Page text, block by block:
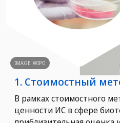
IMAGE: WIPO
1. Стоимостный
В рамках стоимостного
ценности ИС в сфере